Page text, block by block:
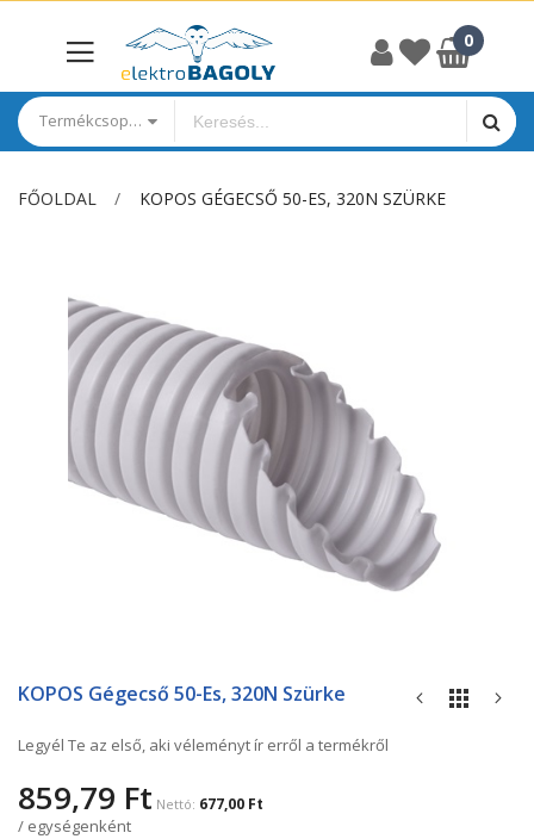
Termékcsoportok
FŐOLDAL KOPOS GÉGECSŐ 50-ES, 320N SZÜRKE
képgaléria
a
elejére
KOPOS Gégecső 50-Es, 320N Szürke
Legyél Te az első, aki véleményt ír erről a termékről
859,79 Ft 677,00 Ft
/ egységenként